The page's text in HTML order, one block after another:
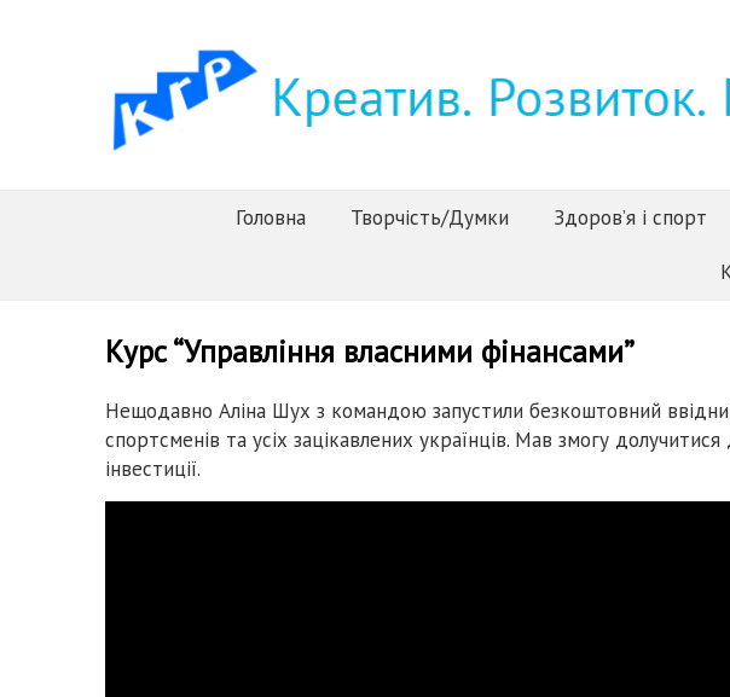
Головна Творчість/Думки Здоров’я і спорт
Курс “Управління власними фінансами”
Нещодавно Аліна Шух з командою запустили безкоштовний
спортсменів та усіх зацікавлених українців. Мав змогу
інвестиції.